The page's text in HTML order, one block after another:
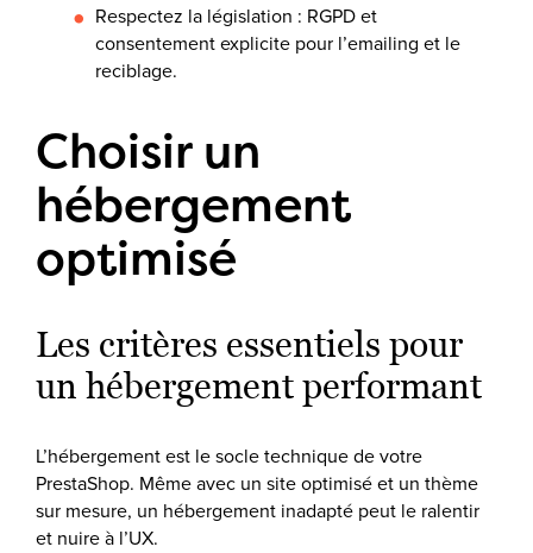
Respectez la législation : RGPD et
consentement explicite pour l’emailing et le
reciblage.
Choisir un
hébergement
optimisé
Les critères essentiels pour
un hébergement performant
L’hébergement est le socle technique de votre
PrestaShop. Même avec un site optimisé et un thème
sur mesure, un hébergement inadapté peut le ralentir
et nuire à l’UX.